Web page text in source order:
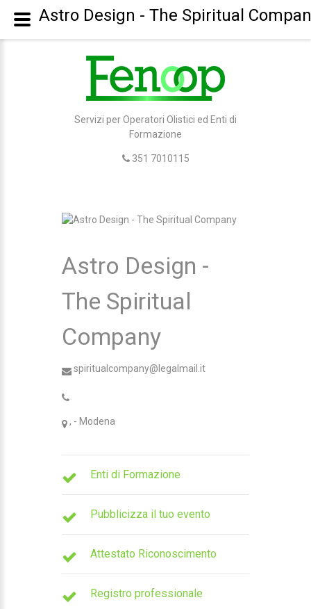
Servizi per Operatori Olistici ed Enti di
Formazione
351 7010115
Astro Design -
The Spiritual
Company
spiritualcompany@legalmail.it
, - Modena
Enti di Formazione
Pubblicizza il tuo evento
Attestato Riconoscimento
Registro professionale
Astro Design - The Spiritual